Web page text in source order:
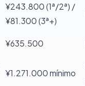
¥243.800 (1ª/2ª) /
¥81.300 (3ª+)
¥635.500
¥1.271.000 mínimo